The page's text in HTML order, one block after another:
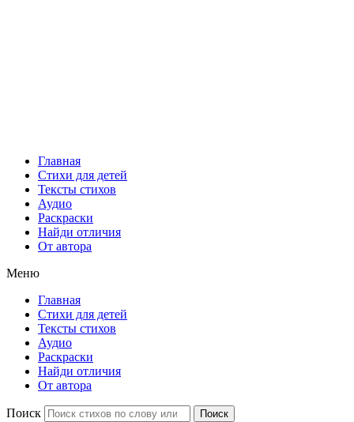
Главная
Стихи для детей
Тексты стихов
Аудио
Раскраски
Найди отличия
От автора
Меню
Главная
Стихи для детей
Тексты стихов
Аудио
Раскраски
Найди отличия
От автора
Поиск Поиск